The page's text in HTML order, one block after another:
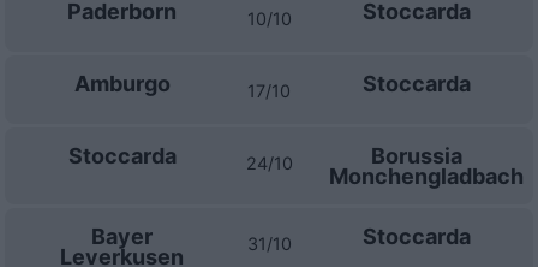
Paderborn 10/10 Stoccarda
Amburgo 17/10 Stoccarda
Stoccarda 24/10
Borussia
Monchengladbach
Bayer
Leverkusen
31/10 Stoccarda